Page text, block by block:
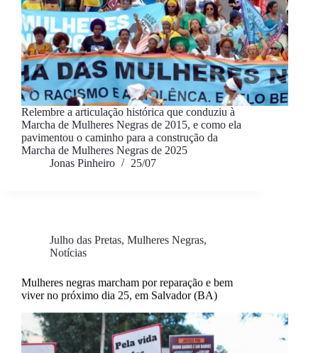
Relembre a articulação histórica que conduziu à
Marcha de Mulheres Negras de 2015, e como ela
pavimentou o caminho para a construção da
Marcha de Mulheres Negras de 2025
Jonas Pinheiro
25/07
Julho das Pretas, Mulheres Negras,
Notícias
Mulheres negras marcham por reparação e bem
viver no próximo dia 25, em Salvador (BA)